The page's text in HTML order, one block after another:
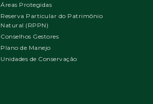
Áreas Protegidas
Reserva Particular do Patrimônio
Natural (RPPN)
Conselhos Gestores
Plano de Manejo
Unidades de Conservação